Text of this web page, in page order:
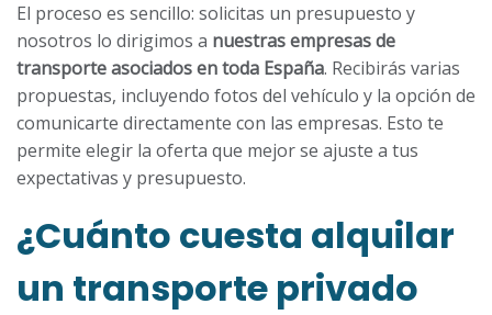
El proceso es sencillo: solicitas un presupuesto y
nosotros lo dirigimos a nuestras empresas de
transporte asociados en toda España. Recibirás varias
propuestas, incluyendo fotos del vehículo y la opción de
comunicarte directamente con las empresas. Esto te
permite elegir la oferta que mejor se ajuste a tus
expectativas y presupuesto.
¿Cuánto cuesta alquilar
un transporte privado